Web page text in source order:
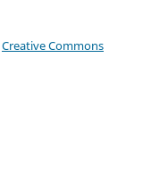
Creative Commons